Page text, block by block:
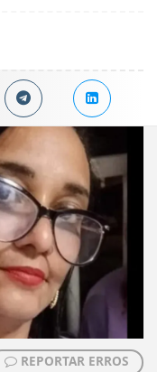
REPORTAR ERROS